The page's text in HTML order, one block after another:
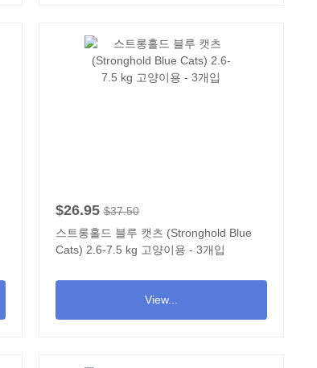
$26.95 $37.50
스트롱홀드 블루 캣츠 (Stronghold Blue
Cats) 2.6-7.5 kg 고양이용 - 3개입
View...